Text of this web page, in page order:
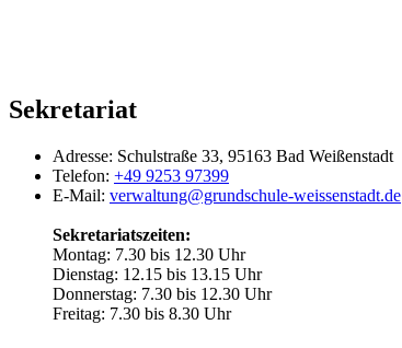
Sekretariat
Adresse: Schulstraße 33, 95163 Bad Weißenstadt
Telefon: +49 9253 97399
E-Mail: verwaltung@grundschule-weissenstadt.de
Sekretariatszeiten:
Montag: 7.30 bis 12.30 Uhr
Dienstag: 12.15 bis 13.15 Uhr
Donnerstag: 7.30 bis 12.30 Uhr
Freitag: 7.30 bis 8.30 Uhr